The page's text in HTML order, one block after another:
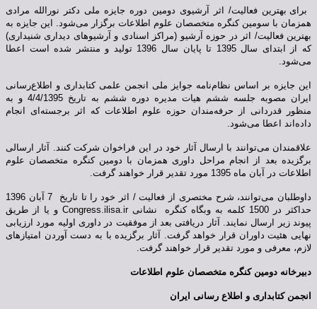
برای بهترین فعالیت/ اثر آرشیوی دومین دوره جایزه ملی دکتر نورالله مرادی
همزمان با سومین کنگره متخصصان علوم اطلاعات برگزار می‌شود. این جایزه به
بهترین فعالیت/ اثر در حوزه آرشیو (مراکز اسنادی و آرشیوهای دیداری شنیداری)
که از ابتدای سال 1395 تا پایان سال 1396 تولید و منتشر شده است اعطا
می‌شود.
این جایزه بر اساس نظام‌نامه جوایز ملی انجمن علمی کتابداری و اطلاع‌رسانی
ایران مصوبه جلسه ششم هیات مدیره دوره ششم به تاریخ 4/4/1395 و به
منظور قدردانی از حرفه‌مندان حوزه علوم اطلاعات که اثر برجسته‌ای انجام
داده‌اند اعطا می‌شود.
علاقمندان می‌توانند با ارسال آثار خود در این فراخوان شرکت کنند. آثار ارسالی
برگزیده بعد از انجام مراحل داوری همزمان با دومین کنگره متخصصان علوم
اطلاعات در آبان ماه 1395 مورد تقدیر قرار خواهند گرفت.
داوطلبان می‌توانند، شرح مختصری از فعالیت / اثر خود را تا تاریخ 7 آبان 1396
حداکثر در 1500 کلمه به وبگاه کنگره نشانی
Congress.ilisa.ir و یا از طریق
پیوند زیر ارسال نمایند. آثار دریافتی بعد از موفقیت در داوری اولیه مورد ارزیابی
نهایی هئیت داوران قرار خواهد گرفت. آثار برگزیده با به دست آوردن امتیازهای
لازم، معرفی و مورد تقدیر قرار خواهند گرفت.
دبیرخانه دومین کنگره متخصصان علوم اطلاعات
انجمن کتابداری و اطلاع رسانی ایران